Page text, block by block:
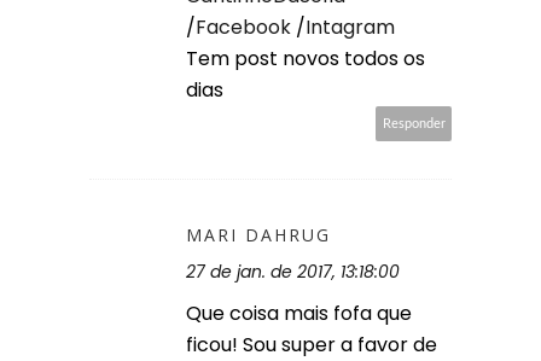
/Facebook /Intagram
Tem post novos todos os
dias
Responder
MARI DAHRUG
27 de jan. de 2017, 13:18:00
Que coisa mais fofa que
ficou! Sou super a favor de